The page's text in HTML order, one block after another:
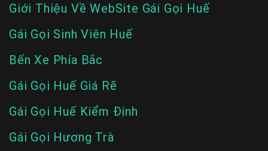
Liên
Hệ
Group
Gọi
Giới Thiệu Về WebSite Gái Gọi Huế
Gái Gọi Sinh Viên Huế
Bến Xe Phía Bắc
Gái Gọi Huế Giá Rẽ
Gái Gọi Huế Kiểm Định
Gái Gọi Hương Trà